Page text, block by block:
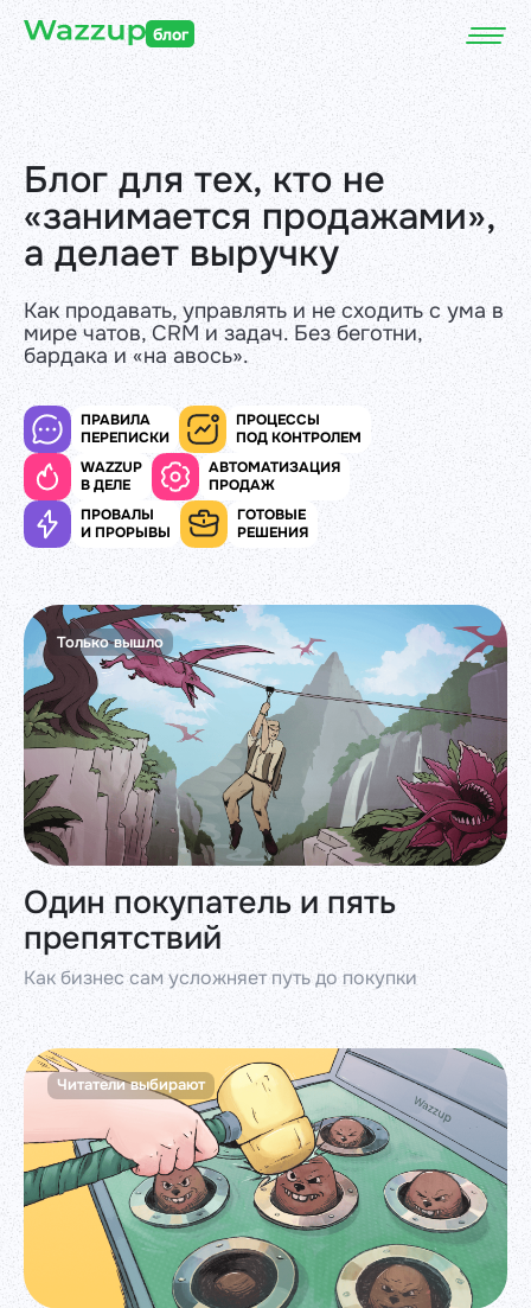
блог
Блог для тех, кто не
«занимается продажами»,
а делает выручку
Как продавать, управлять и не сходить с ума в
мире чатов, CRM и задач. Без беготни,
бардака и «на авось».
ПРАВИЛА
ПЕРЕПИСКИ
ПРОЦЕССЫ
ПОД КОНТРОЛЕМ
WAZZUP
В ДЕЛЕ
АВТОМАТИЗАЦИЯ
ПРОДАЖ
ПРОВАЛЫ
И ПРОРЫВЫ
ГОТОВЫЕ
РЕШЕНИЯ
Только вышло
Один покупатель и пять
препятствий
Как бизнес сам усложняет путь до покупки
Читатели выбирают